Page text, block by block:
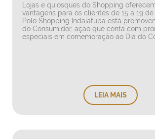
Lojas e quiosques do Shopping
vantagens para os clientes de 15 a 19
Polo Shopping Indaiatuba está
do Consumidor, ação que conta com
especiais em comemoração ao Dia do
LEIA MAIS